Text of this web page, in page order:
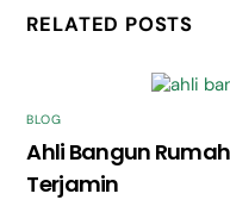
RELATED POSTS
BLOG
Ahli Bangun
Terjamin